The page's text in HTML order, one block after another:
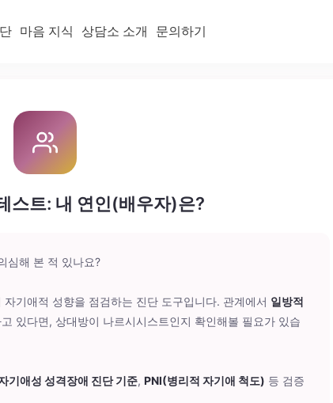
마음 지식 상담소 소개 문의하기
스트: 내 연인(배우자)은?
심해 본 적 있나요?
자기애적 성향을 점검하는 진단 도구입니다. 관계에서 일방적
있다면, 상대방이 나르시시스트인지 확인해볼 필요가 있습
기애성 성격장애 진단 기준, PNI(병리적 자기애 척도) 등 검증